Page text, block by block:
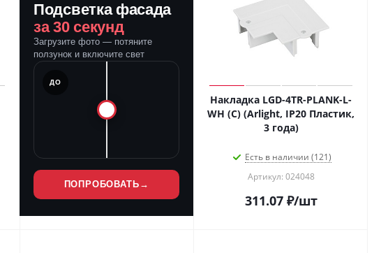
Подсветка фасада
за 30 секунд
Загрузите фото — потяните
ползунок и включите свет
ДО
ПОПРОБОВАТЬ →
Накладка LGD-4TR-PLANK-L-
WH (C) (Arlight, IP20 Пластик,
3 года)
Есть в наличии (121)
Артикул: 024048
311.07₽/шт